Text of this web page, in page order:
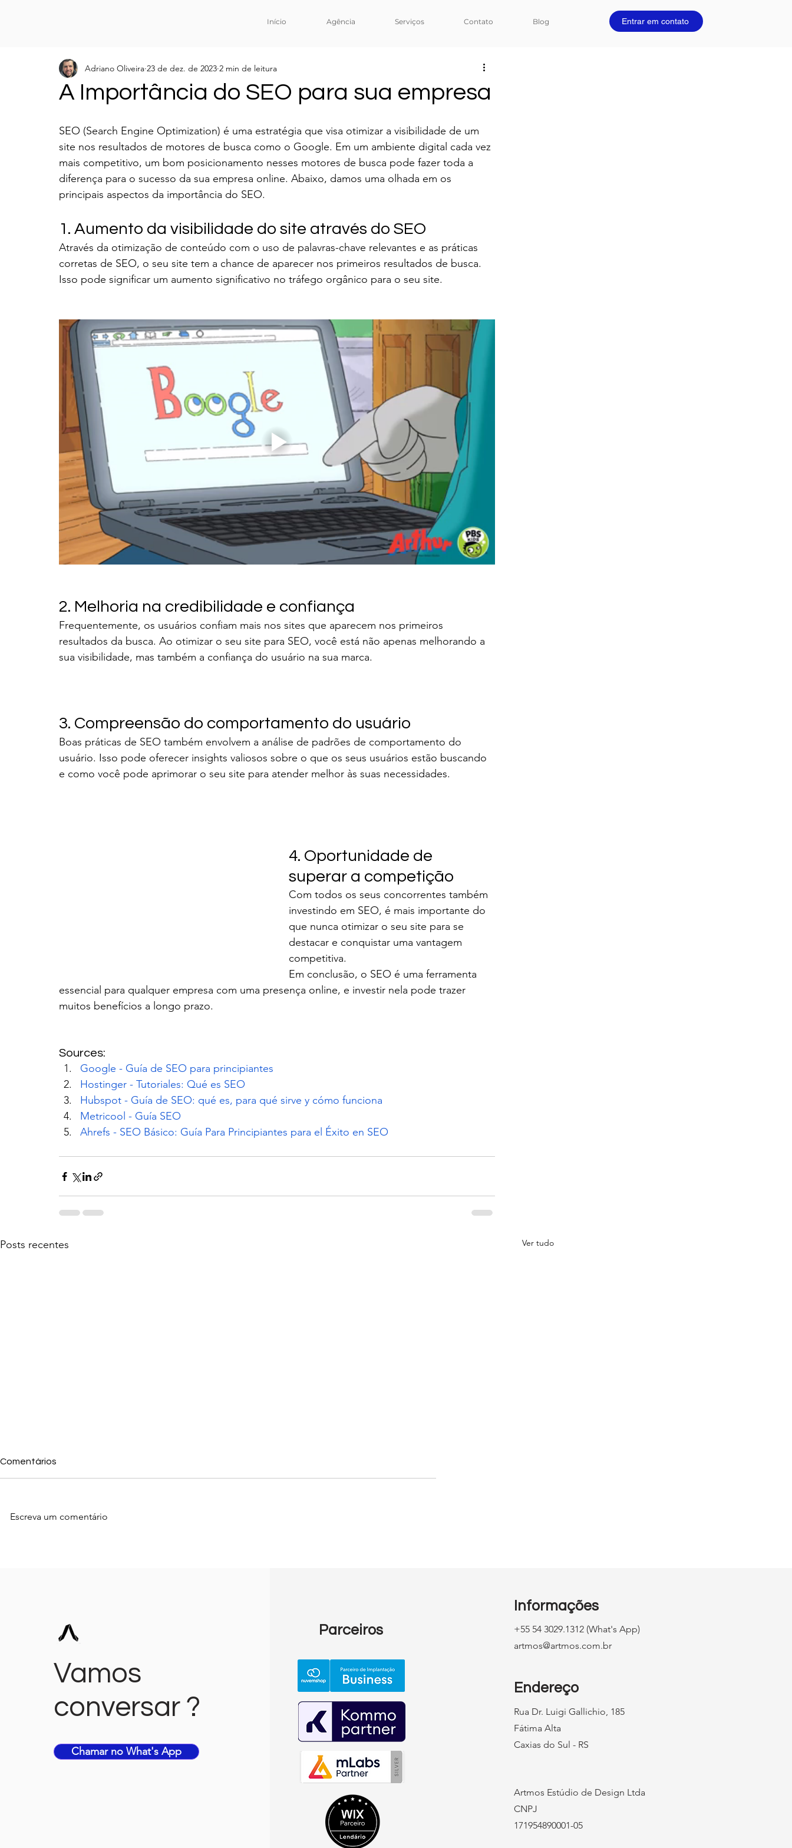
Início Agência Serviços Contato Blog Entrar em contato
A Importância do SEO para sua empresa
Adriano Oliveira 23 de dez. de 2023 2 min de leitura
SEO (Search Engine Optimization) é uma estratégia que visa otimizar a visibilidade de um
site nos resultados de motores de busca como o Google. Em um ambiente digital cada vez
mais competitivo, um bom posicionamento nesses motores de busca pode fazer toda a
diferença para o sucesso da sua empresa online. Abaixo, damos uma olhada em os
principais aspectos da importância do SEO.
Através da otimização de conteúdo com o uso de palavras-chave relevantes e as práticas
corretas de SEO, o seu site tem a chance de aparecer nos primeiros resultados de busca.
Isso pode significar um aumento significativo no tráfego orgânico para o seu site.
2. Melhoria na credibilidade e confiança
Frequentemente, os usuários confiam mais nos sites que aparecem nos primeiros
resultados da busca. Ao otimizar o seu site para SEO, você está não apenas melhorando a
sua visibilidade, mas também a confiança do usuário na sua marca.
3. Compreensão do comportamento do usuário
Boas práticas de SEO também envolvem a análise de padrões de comportamento do
usuário. Isso pode oferecer insights valiosos sobre o que os seus usuários estão buscando
e como você pode aprimorar o seu site para atender melhor às suas necessidades.
4. Oportunidade de
superar a competição
Com todos os seus concorrentes também
investindo em SEO, é mais importante do
que nunca otimizar o seu site para se
destacar e conquistar uma vantagem
competitiva.
Em conclusão, o SEO é uma ferramenta
essencial para qualquer empresa com uma presença online, e investir nela pode trazer
muitos benefícios a longo prazo.
Sources:
Google - Guía de SEO para principiantes
Hostinger - Tutoriales: Qué es SEO
Hubspot - Guía de SEO: qué es, para qué sirve y cómo funciona
Metricool - Guía SEO
Ahrefs - SEO Básico: Guía Para Principiantes para el Éxito en SEO
Posts recentes Ver tudo
Comentários
Escreva um comentário
Vamos
conversar ?
Chamar no What's App
Parceiros
Informações
+55 54 3029.1312 (What's App)
artmos@artmos.com.br
Endereço
Rua Dr. Luigi Gallichio, 185
Fátima Alta
Caxias do Sul - RS
Artmos Estúdio de Design Ltda
CNPJ
171954890001-05